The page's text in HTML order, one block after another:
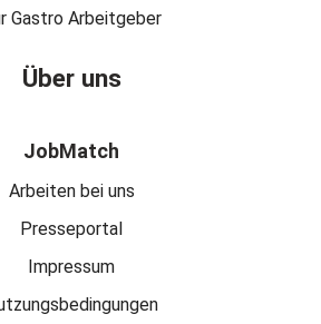
Gastro Arbeitgeber
Über uns
JobMatch
Arbeiten bei uns
Presseportal
Impressum